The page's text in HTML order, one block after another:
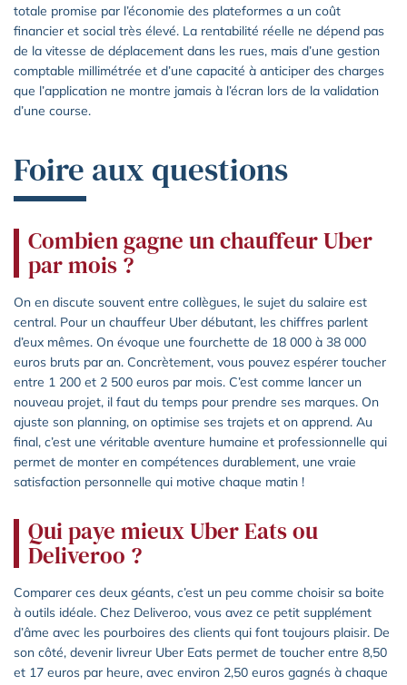
totale promise par l’économie des plateformes a un coût
financier et social très élevé. La rentabilité réelle ne dépend pas
de la vitesse de déplacement dans les rues, mais d’une gestion
comptable millimétrée et d’une capacité à anticiper des charges
que l’application ne montre jamais à l’écran lors de la validation
d’une course.
Foire aux questions
Combien gagne un chauffeur Uber
par mois ?
On en discute souvent entre collègues, le sujet du salaire est
central. Pour un chauffeur Uber débutant, les chiffres parlent
d’eux mêmes. On évoque une fourchette de 18 000 à 38 000
euros bruts par an. Concrètement, vous pouvez espérer toucher
entre 1 200 et 2 500 euros par mois. C’est comme lancer un
nouveau projet, il faut du temps pour prendre ses marques. On
ajuste son planning, on optimise ses trajets et on apprend. Au
final, c’est une véritable aventure humaine et professionnelle qui
permet de monter en compétences durablement, une vraie
satisfaction personnelle qui motive chaque matin !
Qui paye mieux Uber Eats ou
Deliveroo ?
Comparer ces deux géants, c’est un peu comme choisir sa boite
à outils idéale. Chez Deliveroo, vous avez ce petit supplément
d’âme avec les pourboires des clients qui font toujours plaisir. De
son côté, devenir livreur Uber Eats permet de toucher entre 8,50
et 17 euros par heure, avec environ 2,50 euros gagnés à chaque